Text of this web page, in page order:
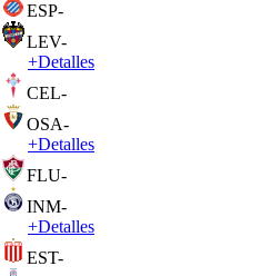
ESP-
LEV-
+Detalles
CEL-
OSA-
+Detalles
FLU-
INM-
+Detalles
EST-